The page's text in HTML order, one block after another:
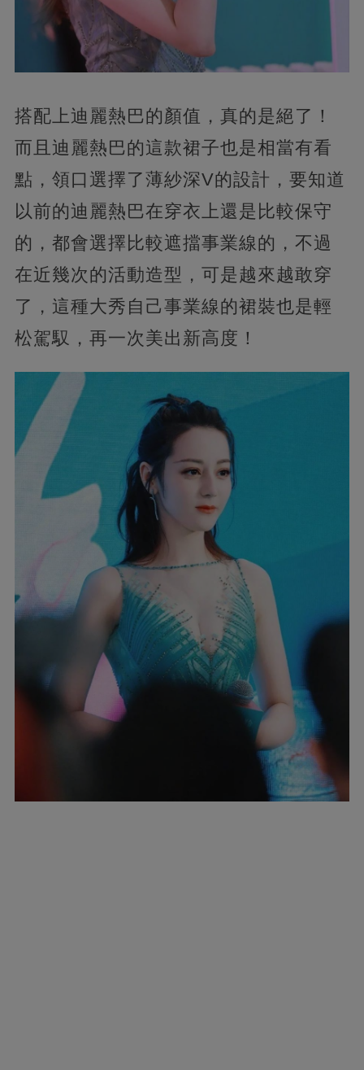
搭配上迪麗熱巴的顏值，真的是絕了！
而且迪麗熱巴的這款裙子也是相當有看
點，領口選擇了薄紗深V的設計，要知道
以前的迪麗熱巴在穿衣上還是比較保守
的，都會選擇比較遮擋事業線的，不過
在近幾次的活動造型，可是越來越敢穿
了，這種大秀自己事業線的裙裝也是輕
松駕馭，再一次美出新高度！